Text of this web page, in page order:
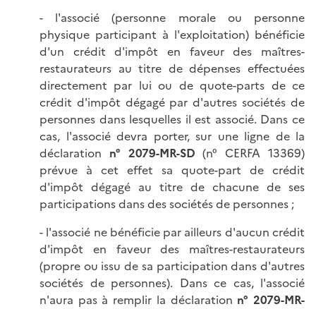
- l'associé (personne morale ou personne
physique participant à l'exploitation) bénéficie
d'un crédit d'impôt en faveur des maîtres-
restaurateurs au titre de dépenses effectuées
directement par lui ou de quote-parts de ce
crédit d'impôt dégagé par d'autres sociétés de
personnes dans lesquelles il est associé. Dans ce
cas, l'associé devra porter, sur une ligne de la
déclaration n° 2079-MR-SD (n° CERFA 13369)
prévue à cet effet sa quote-part de crédit
d'impôt dégagé au titre de chacune de ses
participations dans des sociétés de personnes ;
- l'associé ne bénéficie par ailleurs d'aucun crédit
d'impôt en faveur des maîtres-restaurateurs
(propre ou issu de sa participation dans d'autres
sociétés de personnes). Dans ce cas, l'associé
n'aura pas à remplir la déclaration n° 2079-MR-